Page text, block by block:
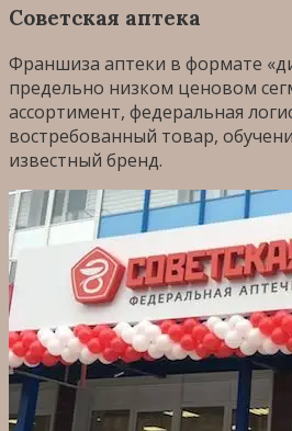
Советская аптека
Франшиза аптеки в формате
предельно низком ценовом
ассортимент, федеральная
востребованный товар,
известный бренд.